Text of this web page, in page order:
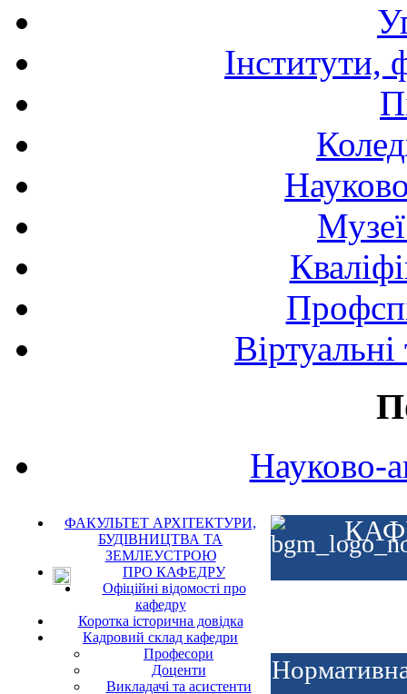
Інститути,
Науково-
ФАКУЛЬТЕТ АРХІТЕКТУРИ,
БУДІВНИЦТВА ТА
ЗЕМЛЕУСТРОЮ
ПРО КАФЕДРУ
Офіційні відомості про
кафедру
Коротка історична довідка
Кадровий склад кафедри
Професори
Доценти
Викладачі та асистенти